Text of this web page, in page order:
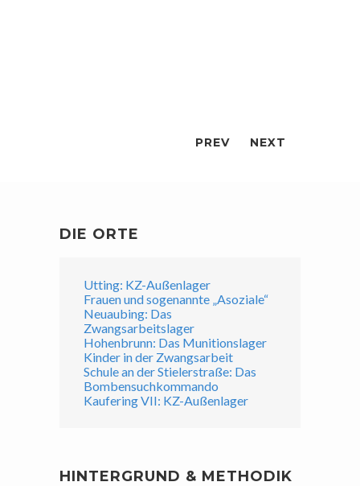
PREV NEXT
DIE ORTE
Utting: KZ-Außenlager
Frauen und sogenannte „Asoziale“
Neuaubing: Das
Zwangsarbeitslager
Hohenbrunn: Das Munitionslager
Kinder in der Zwangsarbeit
Schule an der Stielerstraße: Das
Bombensuchkommando
Kaufering VII: KZ-Außenlager
HINTERGRUND & METHODIK